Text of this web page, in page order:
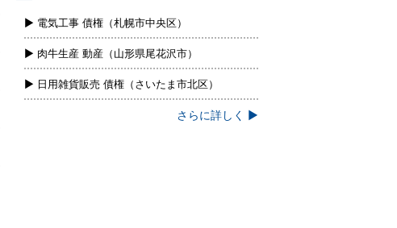
新）
▶ 電気工事 債権（札幌市中央区）
▶ 肉牛生産 動産（山形県尾花沢市）
▶ 日用雑貨販売 債権（さいたま市北区）
さらに詳しく ▶